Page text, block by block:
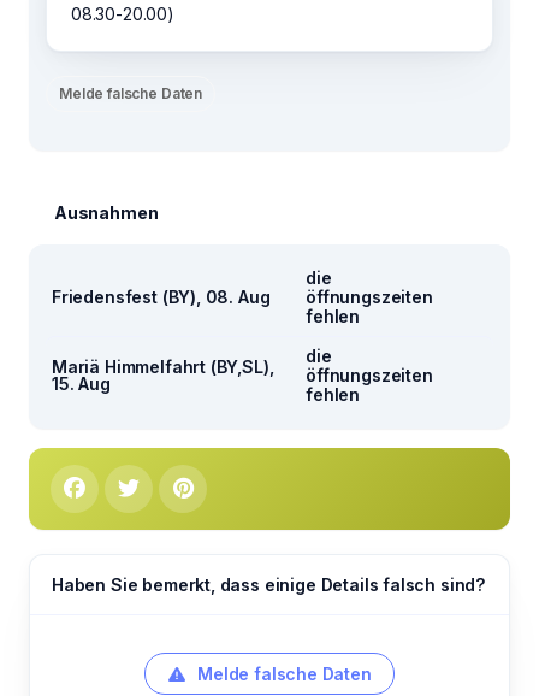
08.30-20.00)
Melde falsche Daten
Ausnahmen
Friedensfest (BY), 08. Aug
die
öffnungszeiten
fehlen
Mariä Himmelfahrt (BY,SL),
15. Aug
die
öffnungszeiten
fehlen
Haben Sie bemerkt, dass einige Details falsch sind?
Melde falsche Daten